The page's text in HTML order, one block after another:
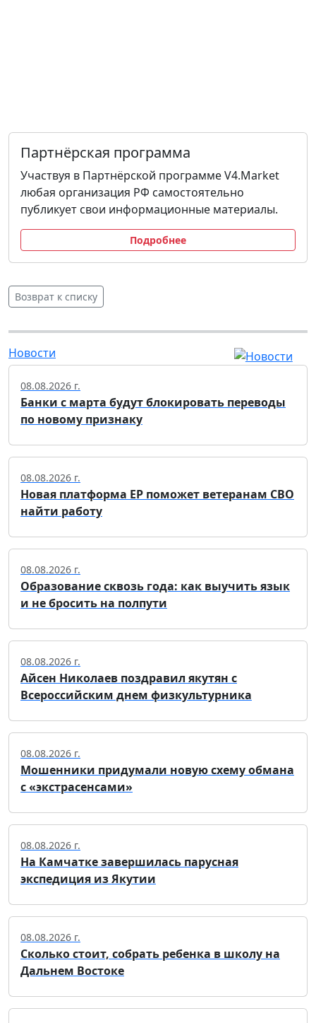
Партнёрская программа
Участвуя в Партнёрской программе V4.Market
любая организация РФ самостоятельно
публикует свои информационные материалы.
Подробнее
Возврат к списку
Новости
08.08.2026 г.
Банки с марта будут блокировать переводы
по новому признаку
08.08.2026 г.
Новая платформа ЕР поможет ветеранам СВО
найти работу
08.08.2026 г.
Образование сквозь года: как выучить язык
и не бросить на полпути
08.08.2026 г.
Айсен Николаев поздравил якутян с
Всероссийским днем физкультурника
08.08.2026 г.
Мошенники придумали новую схему обмана
с «экстрасенсами»
08.08.2026 г.
На Камчатке завершилась парусная
экспедиция из Якутии
08.08.2026 г.
Сколько стоит, собрать ребенка в школу на
Дальнем Востоке